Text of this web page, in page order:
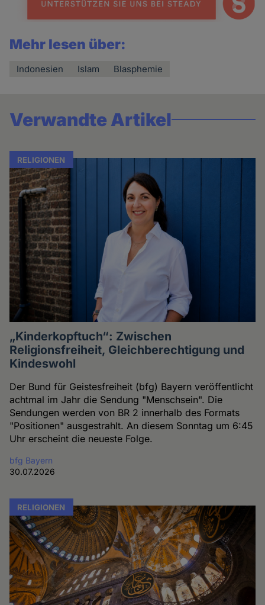
Mehr lesen über:
Indonesien Islam Blasphemie
Verwandte Artikel
RELIGIONEN
„Kinderkopftuch“: Zwischen
Religionsfreiheit, Gleichberechtigung und
Kindeswohl
Der Bund für Geistesfreiheit (bfg) Bayern veröffentlicht
achtmal im Jahr die Sendung "Menschsein". Die
Sendungen werden von BR 2 innerhalb des Formats
"Positionen" ausgestrahlt. An diesem Sonntag um 6:45
Uhr erscheint die neueste Folge.
bfg Bayern
30.07.2026
RELIGIONEN